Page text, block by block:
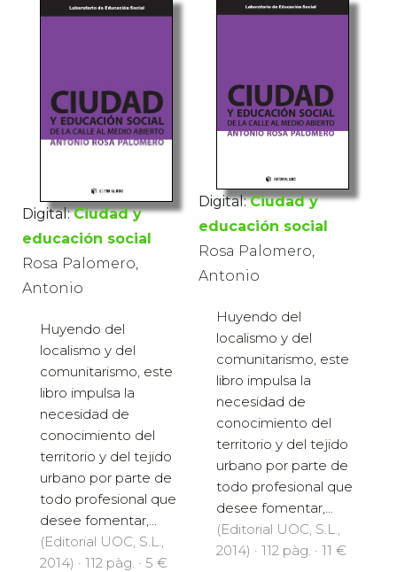
Digital: Ciudad y
educación social
Rosa Palomero,
Antonio
Huyendo del
localismo y del
comunitarismo, este
libro impulsa la
necesidad de
conocimiento del
territorio y del tejido
urbano por parte de
todo profesional que
desee fomentar,...
(Editorial UOC, S.L.,
2014) · 112 pàg. · 5 €
Digital: Ciudad y
educación social
Rosa Palomero,
Antonio
Huyendo del
localismo y del
comunitarismo, este
libro impulsa la
necesidad de
conocimiento del
territorio y del tejido
urbano por parte de
todo profesional que
desee fomentar,...
(Editorial UOC, S.L.,
2014) · 112 pàg. · 11 €